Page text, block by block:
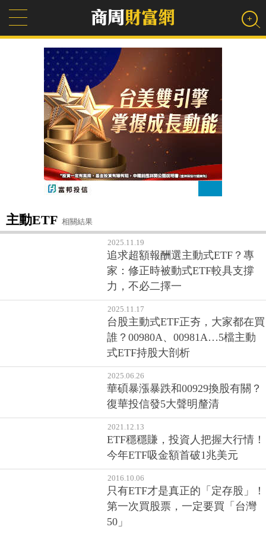
主動ETF 相關結果
2025.11.19
追求超額報酬選主動式ETF？專
家：修正時被動式ETF較具支撐
力，不必二擇一
2025.11.17
台股主動式ETF正夯，大家都在買
誰？00980A、00981A…5檔主動
式ETF持股大剖析
2025.06.26
華碩暴漲暴跌和00929換股有關？
復華投信發5大聲明釐清
2021.12.13
ETF穩穩賺，投資人把握大行情！
今年ETF吸金額首破1兆美元
2016.10.06
只有ETF才是真正的「定存股」！
第一次買股票，一定要買「台灣